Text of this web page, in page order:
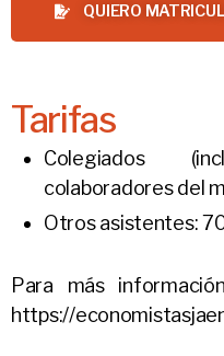
QUIERO
Tarifas
Colegiados
colaboradores del
Otros asistentes:
Para más
https://